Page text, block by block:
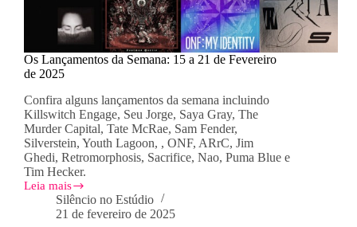
Os Lançamentos da Semana: 15 a 21 de Fevereiro
de 2025
Confira alguns lançamentos da semana incluindo
Killswitch Engage, Seu Jorge, Saya Gray, The
Murder Capital, Tate McRae, Sam Fender,
Silverstein, Youth Lagoon, , ONF, ARrC, Jim
Ghedi, Retromorphosis, Sacrifice, Nao, Puma Blue e
Tim Hecker.
Leia mais
Os
Lançamentos
Silêncio no Estúdio
21 de fevereiro de 2025